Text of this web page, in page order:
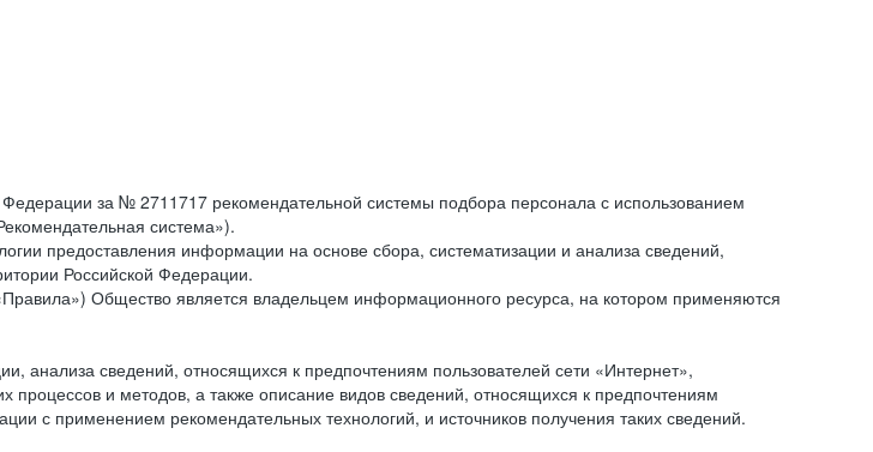
за № 2711717 рекомендательной системы подбора персонала с использованием
система»).
предоставления информации на основе сбора, систематизации и анализа сведений,
Российской Федерации.
Общество является владельцем информационного ресурса, на котором применяются
анализа сведений, относящихся к предпочтениям пользователей сети «Интернет»,
и методов, а также описание видов сведений, относящихся к предпочтениям
с применением рекомендательных технологий, и источников получения таких сведений.